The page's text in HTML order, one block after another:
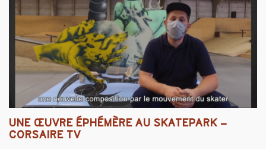
UNE ŒUVRE ÉPHÉMÈRE AU SKATEPARK –
CORSAIRE TV